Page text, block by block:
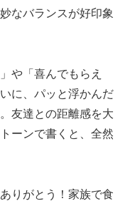
なバランスが好印象
や「喜んでもらえ
に、パッと浮かんだ
友達との距離感を大
ーンで書くと、全然
りがとう！家族で食